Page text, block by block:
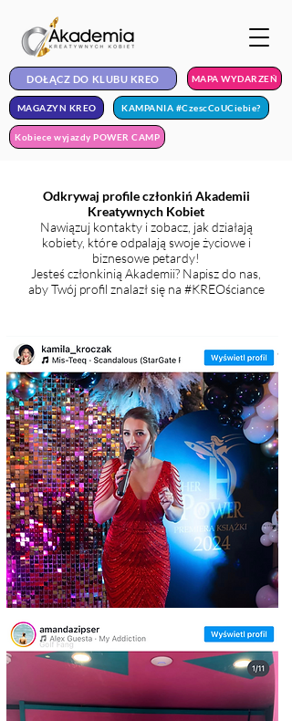
DOŁĄCZ DO KLUBU KREO
MAGAZYN KREO KAMPANIA #CzescCoUCiebie?
Kobiece wyjazdy POWER CAMP
MAPA WYDARZEŃ
Odkrywaj profile członkiń Akademii
Kreatywnych Kobiet
Nawiązuj kontakty i zobacz, jak działają
kobiety, które odpalają swoje życiowe i
biznesowe petardy!
Jesteś członkinią Akademii? Napisz do nas,
aby Twój profil znalazł się na #KREOściance